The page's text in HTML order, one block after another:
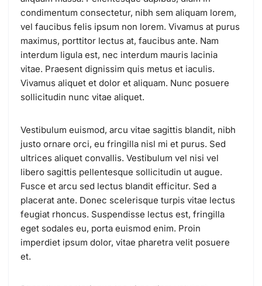
condimentum consectetur, nibh sem aliquam lorem,
vel faucibus felis ipsum non lorem. Vivamus at purus
maximus, porttitor lectus at, faucibus ante. Nam
interdum ligula est, nec interdum mauris lacinia
vitae. Praesent dignissim quis metus et iaculis.
Vivamus aliquet et dolor et aliquam. Nunc posuere
sollicitudin nunc vitae aliquet.
Vestibulum euismod, arcu vitae sagittis blandit, nibh
justo ornare orci, eu fringilla nisl mi et purus. Sed
ultrices aliquet convallis. Vestibulum vel nisi vel
libero sagittis pellentesque sollicitudin ut augue.
Fusce et arcu sed lectus blandit efficitur. Sed a
placerat ante. Donec scelerisque turpis vitae lectus
feugiat rhoncus. Suspendisse lectus est, fringilla
eget sodales eu, porta euismod enim. Proin
imperdiet ipsum dolor, vitae pharetra velit posuere
et.